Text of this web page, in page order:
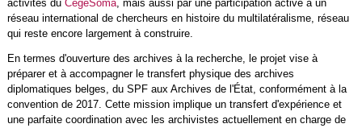
activités du CegeSoma, mais aussi par une participation active à un
réseau international de chercheurs en histoire du multilatéralisme, réseau
qui reste encore largement à construire.
En termes d'ouverture des archives à la recherche, le projet vise à
préparer et à accompagner le transfert physique des archives
diplomatiques belges, du SPF aux Archives de l'État, conformément à la
convention de 2017. Cette mission implique un transfert d'expérience et
une parfaite coordination avec les archivistes actuellement en charge de